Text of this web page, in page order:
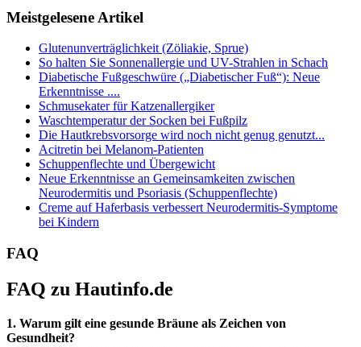
Meistgelesene Artikel
Glutenunverträglichkeit (Zöliakie, Sprue)
So halten Sie Sonnenallergie und UV-Strahlen in Schach
Diabetische Fußgeschwüre („Diabetischer Fuß“): Neue
Erkenntnisse ....
Schmusekater für Katzenallergiker
Waschtemperatur der Socken bei Fußpilz
Die Hautkrebsvorsorge wird noch nicht genug genutzt...
Acitretin bei Melanom-Patienten
Schuppenflechte und Übergewicht
Neue Erkenntnisse an Gemeinsamkeiten zwischen
Neurodermitis und Psoriasis (Schuppenflechte)
Creme auf Haferbasis verbessert Neurodermitis-Symptome
bei Kindern
FAQ
FAQ zu Hautinfo.de
1. Warum gilt eine gesunde Bräune als Zeichen von
Gesundheit?